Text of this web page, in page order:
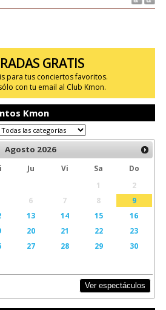
GRATIS
para tus conciertos favoritos.
con tu email al Club Kmon.
Kmon
Agosto 2026
Ju Vi Sa
Do
1
2
6 7 8
9
13 14 15
16
20 21 22
23
27 28 29
30
Ver espectáculos